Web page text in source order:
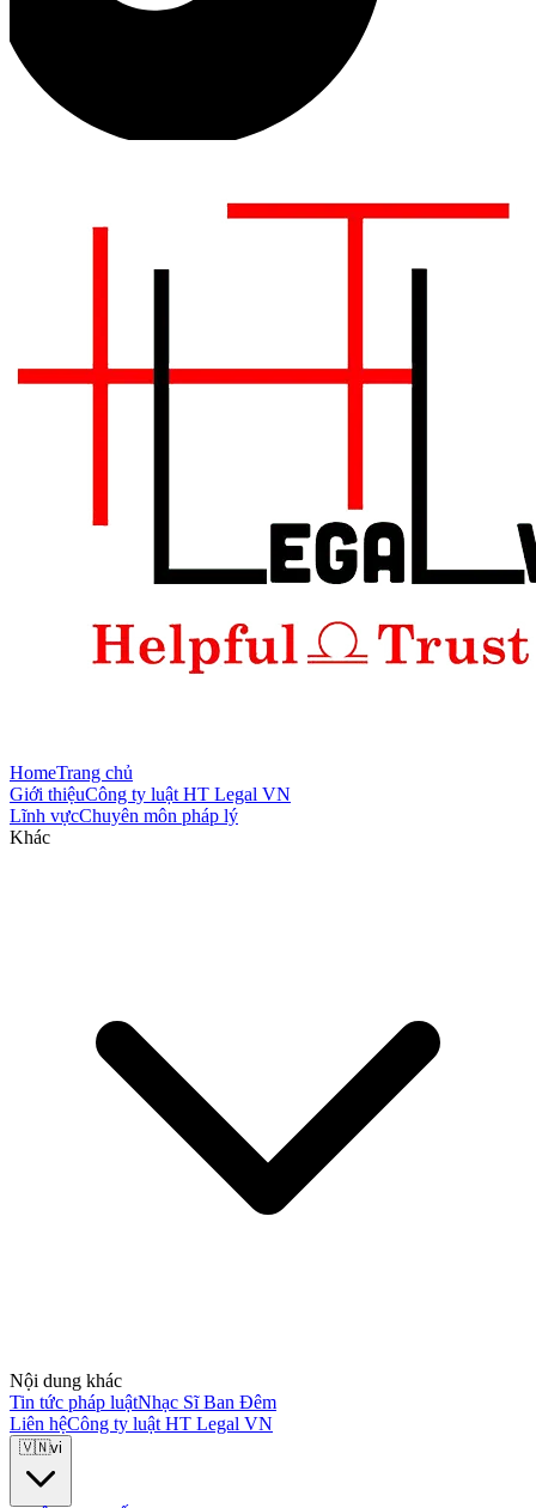
HomeTrang chủ
Giới thiệuCông ty luật HT Legal VN
Lĩnh vựcChuyên môn pháp lý
Khác
Nội dung khác
Tin tức pháp luậtNhạc Sĩ Ban Đêm
Liên hệCông ty luật HT Legal VN
🇻🇳vi